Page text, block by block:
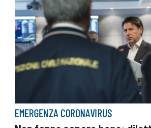
EMERGENZA CORONAVIRUS